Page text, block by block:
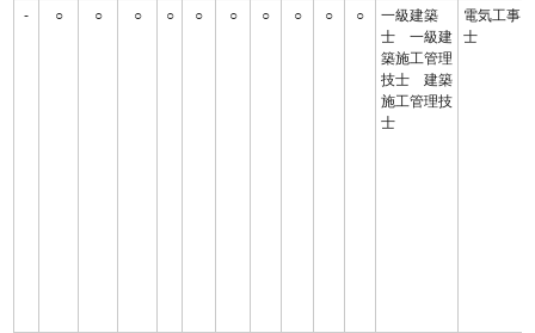
- ○ ○ ○ ○ ○ ○ ○ ○ ○ ○
一級建築
士 一級建
築施工管理
技士 建築
施工管理技
士
電気工事
士